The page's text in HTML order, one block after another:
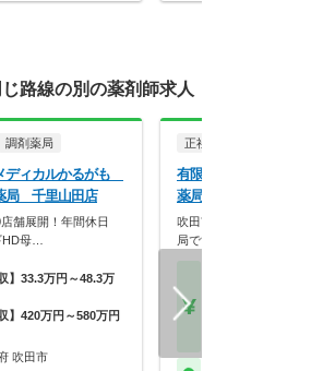
路線の別の薬剤師求人
調剤薬局
ディカルかるがも
局 千里山田店
舗展開！年間休日
母…
】33.3万円～48.3万
】420万円～580万円
吹田市
正社員
有限会社ファーマ・ケア
薬局
吹田市内に3店舗経営してい
局です。